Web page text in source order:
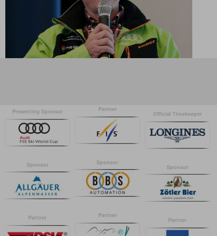
Presenting Sponsor Partner
Official Timekeeper
Sponsor Sponsor
Sponsor
Partner Partner
Partner